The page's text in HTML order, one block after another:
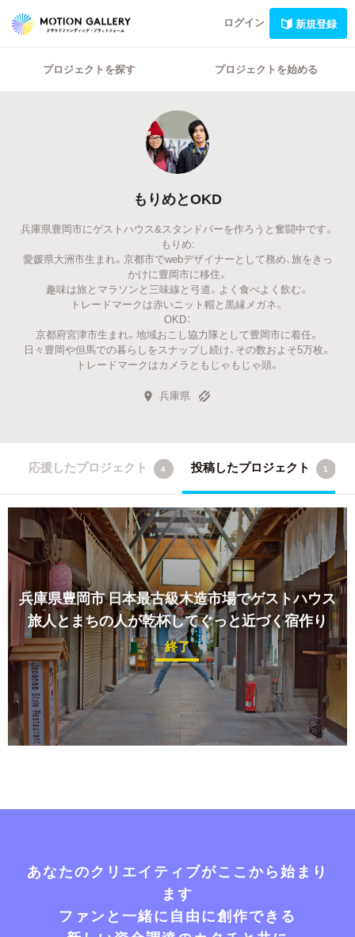
ログイン 新規登録
プロジェクトを探す プロジェクトを始める
もりめとOKD
兵庫県豊岡市にゲストハウス&スタンドバーを作ろうと奮闘中です。
もりめ:
愛媛県大洲市生まれ。京都市でwebデザイナーとして務め、旅をきっ
かけに豊岡市に移住。
趣味は旅とマラソンと三味線と弓道。よく食べよく飲む。
トレードマークは赤いニット帽と黒縁メガネ。
OKD：
京都府宮津市生まれ。地域おこし協力隊として豊岡市に着任。
日々豊岡や但馬での暮らしをスナップし続け、その数およそ5万枚。
トレードマークはカメラともじゃもじゃ頭。
兵庫県
応援したプロジェクト 4 投稿したプロジェクト 1
兵庫県豊岡市 日本最古級木造市場でゲストハウス
旅人とまちの人が乾杯してぐっと近づく宿作り
終了
あなたのクリエイティブがここから始まり
ます
ファンと一緒に自由に創作できる